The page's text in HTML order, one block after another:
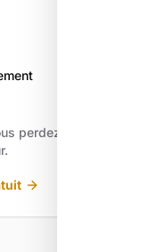
perdez des